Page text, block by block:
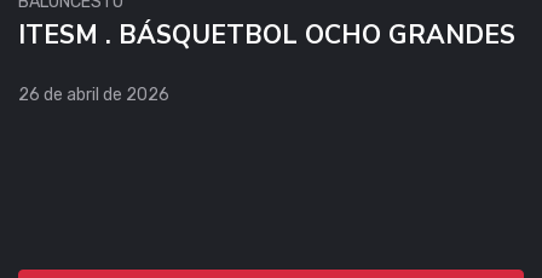
ITESM . BÁSQUETBOL OCHO GRANDES
26 de abril de 2026